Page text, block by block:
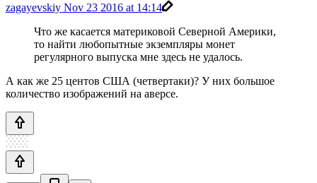
zagayevskiy Nov 23 2016 at 14:14
Что же касается материковой Северной Америки,
то найти любопытные экземпляры монет
регулярного выпуска мне здесь не удалось.
А как же 25 центов США (четвертаки)? У них большое
количество изображений на аверсе.